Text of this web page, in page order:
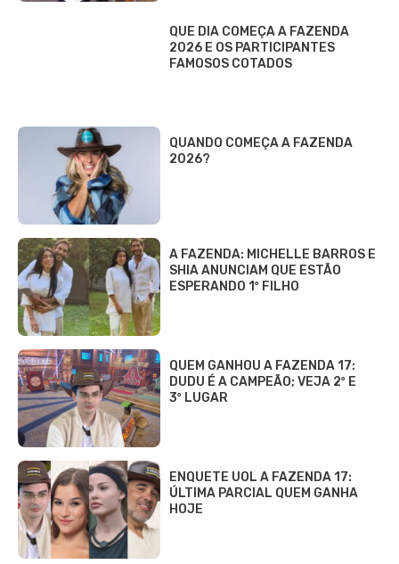
QUE DIA COMEÇA A FAZENDA
2026 E OS PARTICIPANTES
FAMOSOS COTADOS
QUANDO COMEÇA A FAZENDA
2026?
A FAZENDA: MICHELLE BARROS E
SHIA ANUNCIAM QUE ESTÃO
ESPERANDO 1º FILHO
QUEM GANHOU A FAZENDA 17:
DUDU É A CAMPEÃO; VEJA 2º E
3º LUGAR
ENQUETE UOL A FAZENDA 17:
ÚLTIMA PARCIAL QUEM GANHA
HOJE